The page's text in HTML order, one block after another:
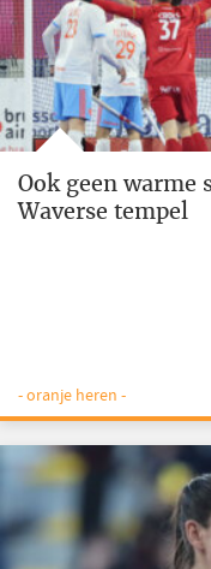
Ook geen warme
Waverse tempel
- oranje heren -